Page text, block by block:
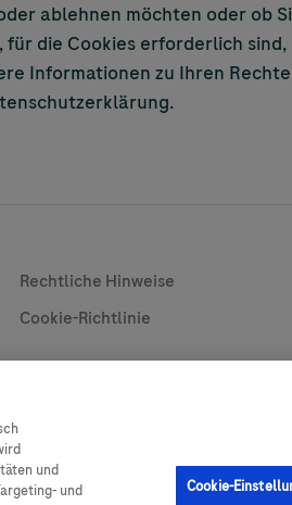
ablehnen möchten oder ob
die Cookies erforderlich
Informationen zu Ihren
Contact
Rechtliche Hinweise
Cookie-Richtlinie
und
und
Cookie-